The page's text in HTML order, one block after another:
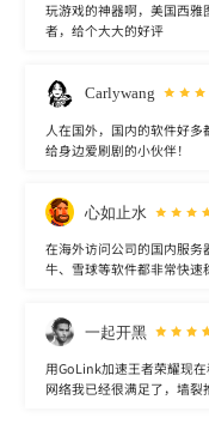
玩游戏的神器啊，美国西
者，给个大大的好评
Carlywang
人在国外，国内的软件好
给身边爱刷剧的小伙伴！
心如止水
在海外访问公司的国内服
牛、雪球等软件都非常快速
一起开黑
用GoLink加速王者荣耀现
网络我已经很满足了，墙裂